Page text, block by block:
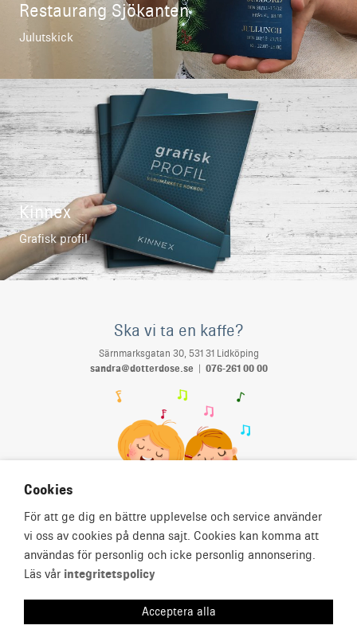
Restaurang Sjökanten
Julutskick
Kinnex
Grafisk profil
Ska vi ta en kaffe?
Särnmarksgatan 30, 531 31 Lidköping
sandra@dotterdose.se
076-261 00 00
Cookies
För att ge dig en bättre upplevelse och service använder
vi oss av cookies på denna sajt. Cookies kan komma att
användas för personlig och icke personlig annonsering.
Läs vår integritetspolicy
Acceptera alla